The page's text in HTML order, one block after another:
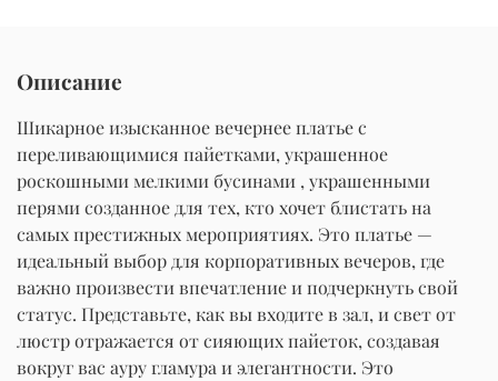
Описание
Шикарное изысканное вечернее платье с
переливающимися пайетками, украшенное
роскошными мелкими бусинами , украшенными
перями созданное для тех, кто хочет блистать на
самых престижных мероприятиях. Это платье —
идеальный выбор для корпоративных вечеров, где
важно произвести впечатление и подчеркнуть свой
статус. Представьте, как вы входите в зал, и свет от
люстр отражается от сияющих пайеток, создавая
вокруг вас ауру гламура и элегантности. Это